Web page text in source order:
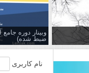
وبینار دوره
ضبط شده)
نام کاربری